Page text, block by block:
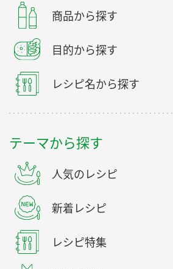
商品から探す
目的から探す
レシピ名から探す
テーマから探す
人気のレシピ
新着レシピ
レシピ特集